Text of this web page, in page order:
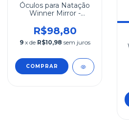
Óculos para Natação
Winner Mirror -
R$98,80
9 x de R$10,98 sem juros
COMPRAR